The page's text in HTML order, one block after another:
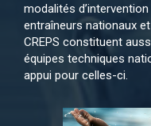
modalités
entraîneurs nationaux
CREPS constituent
équipes techniques
appui pour celles-ci.